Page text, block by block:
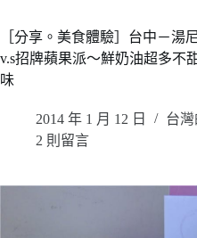
［分享。美食體驗］台中－湯
v.s招牌蘋果派～鮮奶油超多不
味
2014 年 1 月 12 日
台
2 則留言